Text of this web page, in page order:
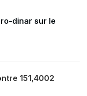
dinar sur le
151,4002